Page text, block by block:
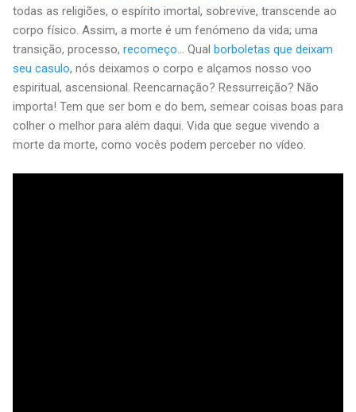
todas as religiões, o espírito imortal, sobrevive, transcende ao
corpo físico. Assim, a morte é um fenómeno da vida; uma
transição, processo, recomeço.. . Qual borboletas que deixam
seu casulo, nós deixamos o corpo e alçamos nosso voo
espiritual, ascensional. Reencarnação? Ressurreição? Não
importa! Tem que ser bom e do bem, semear coisas boas para
colher o melhor para além daqui. Vida que segue vivendo a
morte da morte, como vocês podem perceber no vídeo.